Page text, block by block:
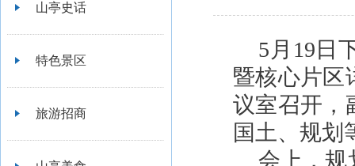
山亭史话
特色景区
旅游招商
5 月19日
暨核心片区
议室召开，
国土、规划
会上，规